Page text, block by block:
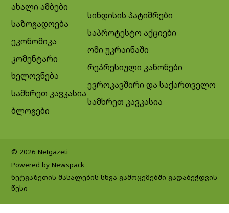
ახალი ამბები
საზოგადოება
ეკონომიკა
კომენტარი
ხელოვნება
სამხრეთ კავკასია
ბლოგები
სინდისის პატიმრები
საპროტესტო აქციები
ომი უკრაინაში
რეპრესიული კანონები
ევროკავშირი და საქართველო
სამხრეთ კავკასია
© 2026 Netgazeti
Powered by Newspack
ნეტგაზეთის მასალების სხვა გამოცემებში გადაბეჭდვის
წესი